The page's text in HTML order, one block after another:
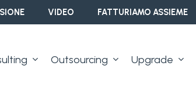
VIDEO FATTURIAMO ASSIEME
Outsourcing Upgrade